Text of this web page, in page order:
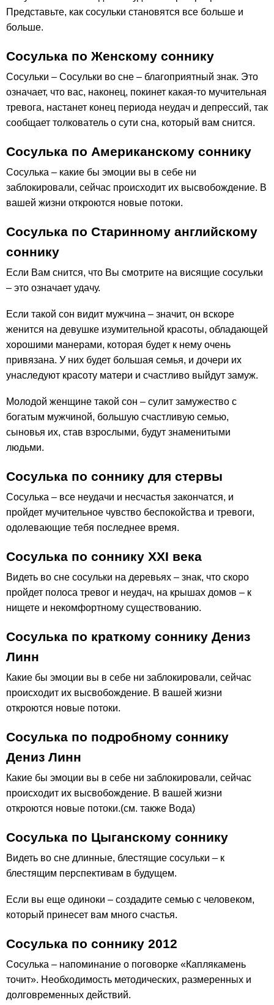
Представьте, как сосульки становятся все больше и
больше.
Сосулька по Женскому соннику
Сосульки – Сосульки во сне – благоприятный знак. Это
означает, что вас, наконец, покинет какая-то мучительная
тревога, настанет конец периода неудач и депрессий, так
сообщает толкователь о сути сна, который вам снится.
Сосулька по Американскому соннику
Сосулька – какие бы эмоции вы в себе ни
заблокировали, сейчас происходит их высвобождение. В
вашей жизни откроются новые потоки.
Сосулька по Старинному английскому
соннику
Если Вам снится, что Вы смотрите на висящие сосульки
– это означает удачу.
Если такой сон видит мужчина – значит, он вскоре
женится на девушке изумительной красоты, обладающей
хорошими манерами, которая будет к нему очень
привязана. У них будет большая семья, и дочери их
унаследуют красоту матери и счастливо выйдут замуж.
Молодой женщине такой сон – сулит замужество с
богатым мужчиной, большую счастливую семью,
сыновья их, став взрослыми, будут знаменитыми
людьми.
Сосулька по соннику для стервы
Сосулька – все неудачи и несчастья закончатся, и
пройдет мучительное чувство беспокойства и тревоги,
одолевающие тебя последнее время.
Сосулька по соннику ХХІ века
Видеть во сне сосульки на деревьях – знак, что скоро
пройдет полоса тревог и неудач, на крышах домов – к
нищете и некомфортному существованию.
Сосулька по краткому соннику Дениз
Линн
Какие бы эмоции вы в себе ни заблокировали, сейчас
происходит их высвобождение. В вашей жизни
откроются новые потоки.
Сосулька по подробному соннику
Дениз Линн
Какие бы эмоции вы в себе ни заблокировали, сейчас
происходит их высвобождение. В вашей жизни
откроются новые потоки.(см. также Вода)
Сосулька по Цыганскому соннику
Видеть во сне длинные, блестящие сосульки – к
блестящим перспективам в будущем.
Если вы еще одиноки – создадите семью с человеком,
который принесет вам много счастья.
Сосулька по соннику 2012
Сосулька – напоминание о поговорке «Каплякамень
точит». Необходимость методических, размеренных и
долговременных действий.